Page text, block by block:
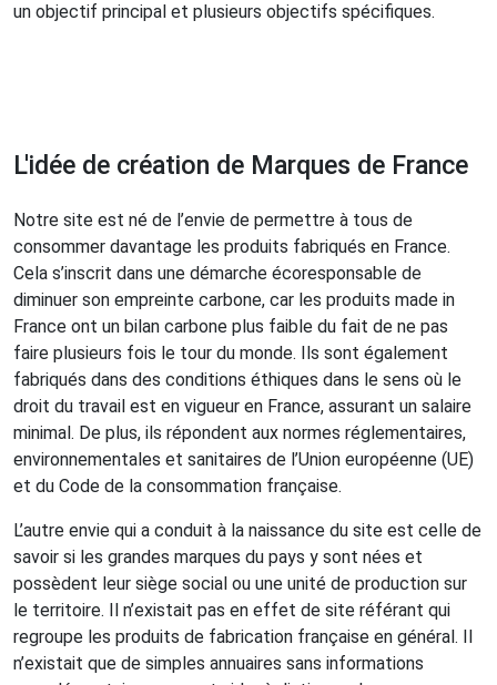
un objectif principal et plusieurs objectifs spécifiques.
L'idée de création de Marques de France
Notre site est né de l’envie de permettre à tous de
consommer davantage les produits fabriqués en France.
Cela s’inscrit dans une démarche écoresponsable de
diminuer son empreinte carbone, car les produits made in
France ont un bilan carbone plus faible du fait de ne pas
faire plusieurs fois le tour du monde. Ils sont également
fabriqués dans des conditions éthiques dans le sens où le
droit du travail est en vigueur en France, assurant un salaire
minimal. De plus, ils répondent aux normes réglementaires,
environnementales et sanitaires de l’Union européenne (UE)
et du Code de la consommation française.
L’autre envie qui a conduit à la naissance du site est celle de
savoir si les grandes marques du pays y sont nées et
possèdent leur siège social ou une unité de production sur
le territoire. Il n’existait pas en effet de site référant qui
regroupe les produits de fabrication française en général. Il
n’existait que de simples annuaires sans informations